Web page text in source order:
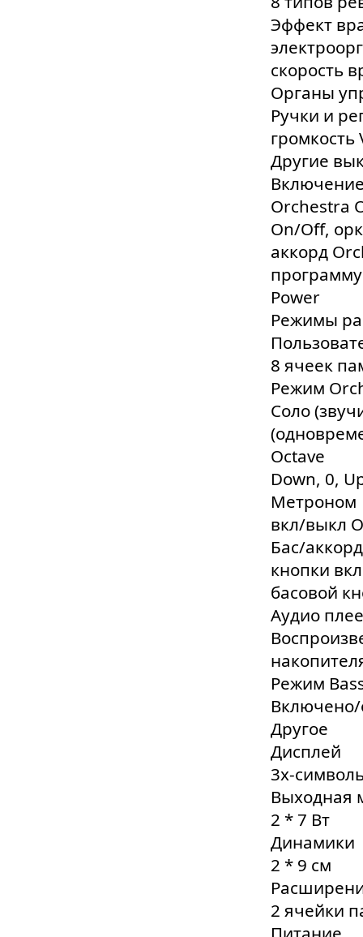
Эффект
скорость
Органы
Ручки и
Другие
Orchestra
On/Off,
аккорд
Power
Режимы
8 ячеек
Режим
Соло
Octave
Down, 0,
Метроном
вкл/выкл
Бас/
кнопки
басовой
Аудио
Режим
Другое
Дисплей
3х-
Выходная
2 * 7 Вт
Динамики
2 * 9 см
2 ячейки